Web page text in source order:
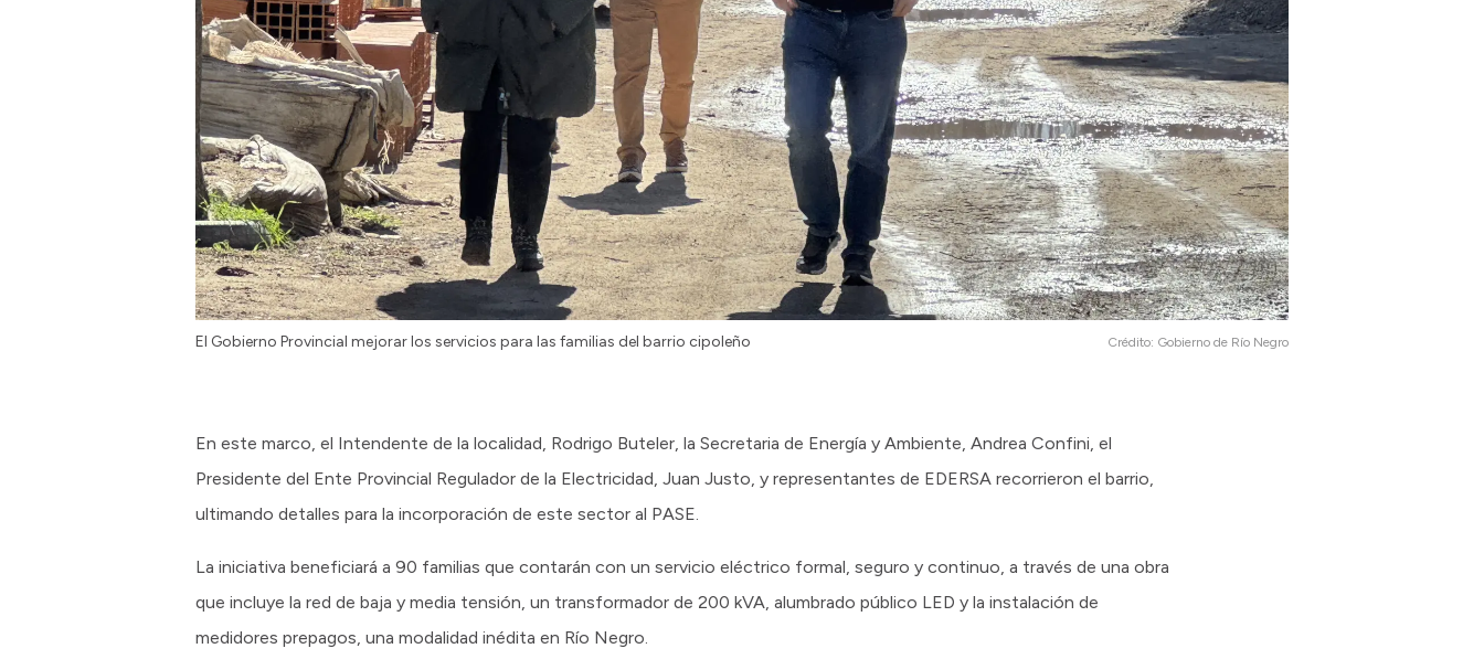
El Gobierno Provincial mejorar los servicios para las familias del barrio cipoleño Crédito: Gobierno de Río Negro
En este marco, el Intendente de la localidad, Rodrigo Buteler, la Secretaria de Energía y Ambiente, Andrea Confini, el
Presidente del Ente Provincial Regulador de la Electricidad, Juan Justo, y representantes de EDERSA recorrieron el barrio,
ultimando detalles para la incorporación de este sector al PASE.
La iniciativa beneficiará a 90 familias que contarán con un servicio eléctrico formal, seguro y continuo, a través de una obra
que incluye la red de baja y media tensión, un transformador de 200 kVA, alumbrado público LED y la instalación de
medidores prepagos, una modalidad inédita en Río Negro.